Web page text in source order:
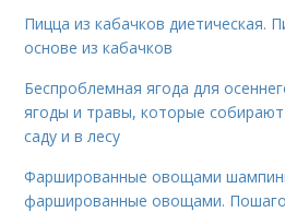
Пицца из кабачков диетическая.
основе из кабачков
Беспроблемная ягода для
ягоды и травы, которые
саду и в лесу
Фаршированные овощами
фаршированные овощами.